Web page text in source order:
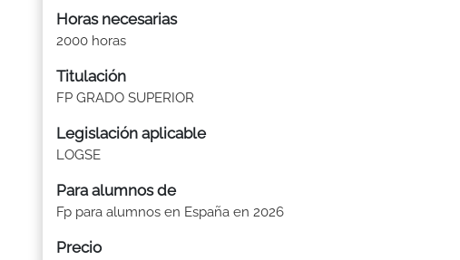
Horas necesarias
2000 horas
Titulación
FP GRADO SUPERIOR
Legislación aplicable
LOGSE
Para alumnos de
Fp para alumnos en España en 2026
Precio